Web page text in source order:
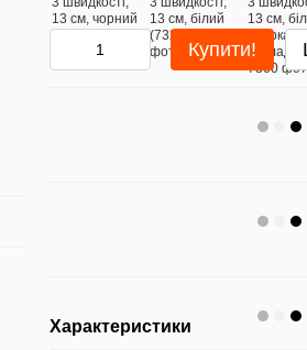
Купити!
Характеристики